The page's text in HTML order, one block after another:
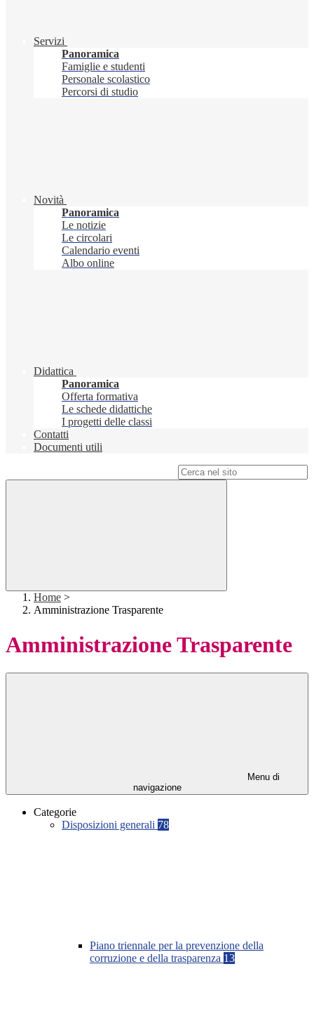
Servizi
Panoramica
Famiglie e studenti
Personale scolastico
Percorsi di studio
Novità
Panoramica
Le notizie
Le circolari
Calendario eventi
Albo online
Didattica
Panoramica
Offerta formativa
Le schede didattiche
I progetti delle classi
Contatti
Documenti utili
Home >
Amministrazione Trasparente
Amministrazione Trasparente
Menu di
navigazione
Categorie
Disposizioni generali 78
Piano triennale per la prevenzione della
corruzione e della trasparenza 13